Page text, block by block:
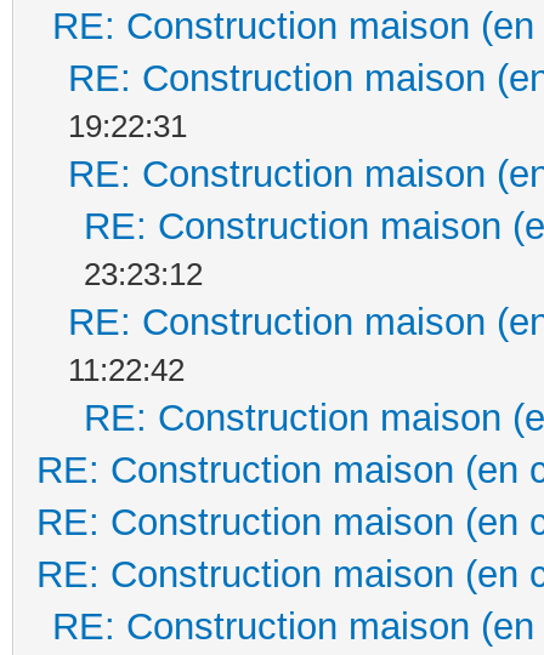
RE: Construction maison
RE: Construction maison
19:22:31
RE: Construction maison
RE: Construction maison
23:23:12
RE: Construction maison
11:22:42
RE: Construction maison
RE: Construction maison (en
RE: Construction maison (en
RE: Construction maison (en
RE: Construction maison